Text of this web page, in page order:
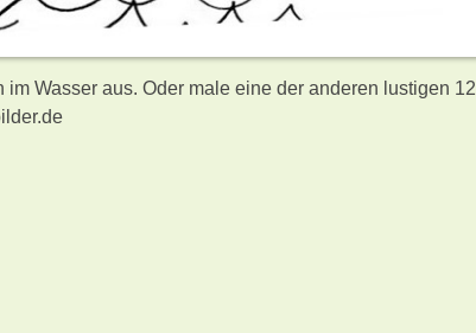
Wasser aus. Oder male eine der anderen lustigen 12